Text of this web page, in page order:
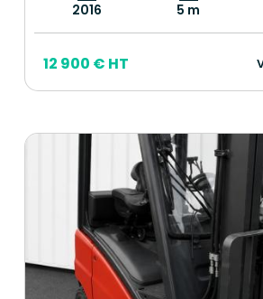
2016 5 m
12 900 € HT